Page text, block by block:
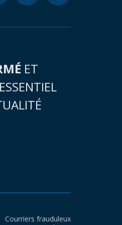
ET
Courriers frauduleux